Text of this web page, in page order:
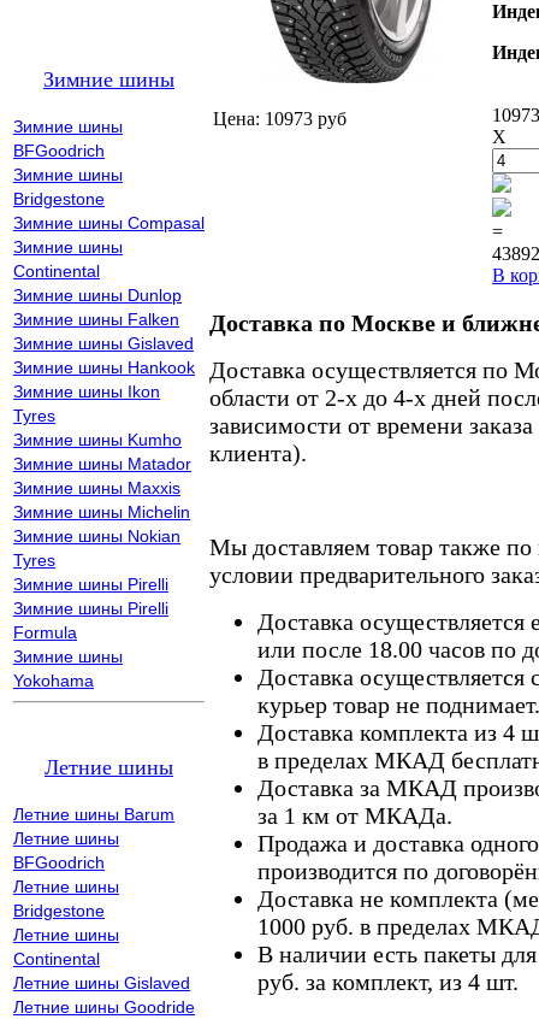
Зимние шины
Зимние шины
BFGoodrich
Зимние шины
Bridgestone
Зимние шины Compasal
Зимние шины
Continental
Зимние шины Dunlop
Зимние шины Falken
Зимние шины Gislaved
Зимние шины Hankook
Зимние шины Ikon
Tyres
Зимние шины Kumho
Зимние шины Matador
Зимние шины Maxxis
Зимние шины Michelin
Зимние шины Nokian
Tyres
Зимние шины Pirelli
Зимние шины Pirelli
Formula
Зимние шины
Yokohama
Летние шины
Летние шины Barum
Летние шины
BFGoodrich
Летние шины
Bridgestone
Летние шины
Continental
Летние шины Gislaved
Летние шины Goodride
Цена: 10973 руб
X
=
В
Доставка по Москве и
Доставка осуществляется по
области от 2-х до 4-х дней
зависимости от времени
клиента).
Мы доставляем товар также
условии предварительного
Доставка осуществляется
или после 18.00 часов по
Доставка осуществляется
курьер товар не поднимает.
Доставка комплекта из 4
в пределах МКАД
Доставка за МКАД
за 1 км от МКАДа.
Продажа и доставка
производится по
Доставка не комплекта
1000 руб. в пределах
В наличии есть пакеты
руб. за комплект, из 4 шт.